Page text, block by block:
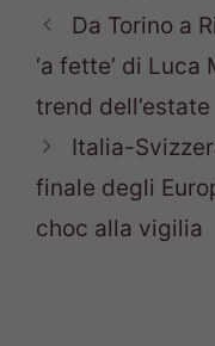
Da Torino a
‘a fette’ di
trend dell’estate
Italia-
finale degli
choc alla vigilia